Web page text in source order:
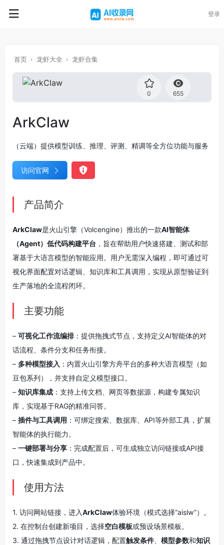
登录
首页 龙虾大全 龙虾合集
0 655
ArkClaw
（云端）提供模型训练、推理、评测、精调等全方位功能与服务
访问官网
产品简介
ArkClaw是火山引擎（Volcengine）推出的一款AI智能体
（Agent）低代码构建平台 ，旨在帮助用户快速搭建、测试和部
署基于大语言模型的智能应用。用户无需深入编程，即可通过可
视化界面配置对话逻辑、知识库和工具调用，实现从原型验证到
生产落地的全流程闭环。
主要功能
– 可视化工作流编排：提供拖拽式节点，支持定义AI智能体的对
话流程、条件分支和任务衔接。
– 多种模型接入 ：内置火山引擎方舟平台的多种大语言模型（如
豆包系列），并支持自定义模型接口。
– 知识库集成 ：支持上传文档、网页等数据源，构建专属知识
库，实现基于RAG的精准问答。
– 插件与工具调用 ：可绑定搜索、数据库、API等外部工具，扩展
智能体的执行能力。
– 一键部署与分享 ：完成配置后，可生成独立访问链接或API接
口，快速集成到产品中。
使用方法
1. 访问网站链接，进入ArkClaw体验环境（模式选择“aislw”）。
2. 在控制台创建新项目，选择空白模板或预设场景模板。
3. 通过拖拽节点设计对话逻辑，配置触发条件 模型参数和知识